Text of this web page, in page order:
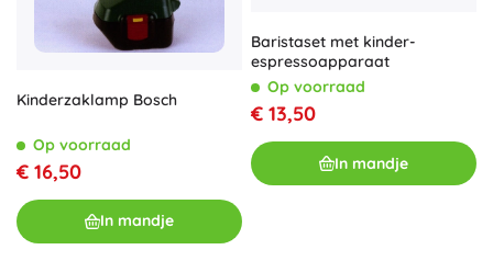
Kinderzaklamp Bosch
Op voorraad
€ 16,50
In mandje
Baristaset met kinder-
espressoapparaat
Op voorraad
€ 13,50
In mandje